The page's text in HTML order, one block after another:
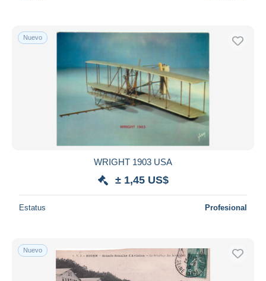
Nuevo
WRIGHT 1903 USA
± 1,45 US$
Estatus Profesional
Nuevo